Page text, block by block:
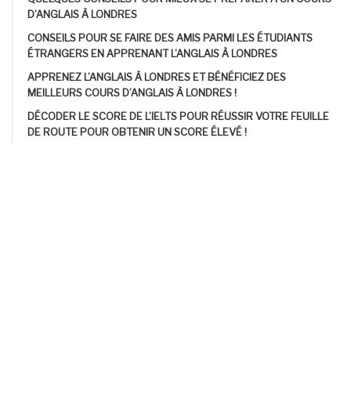
D’ANGLAIS À LONDRES
CONSEILS POUR SE FAIRE DES AMIS PARMI LES ÉTUDIANTS
ÉTRANGERS EN APPRENANT L’ANGLAIS À LONDRES
APPRENEZ L’ANGLAIS À LONDRES ET BÉNÉFICIEZ DES
MEILLEURS COURS D’ANGLAIS À LONDRES !
DÉCODER LE SCORE DE L’IELTS POUR RÉUSSIR VOTRE FEUILLE
DE ROUTE POUR OBTENIR UN SCORE ÉLEVÉ !